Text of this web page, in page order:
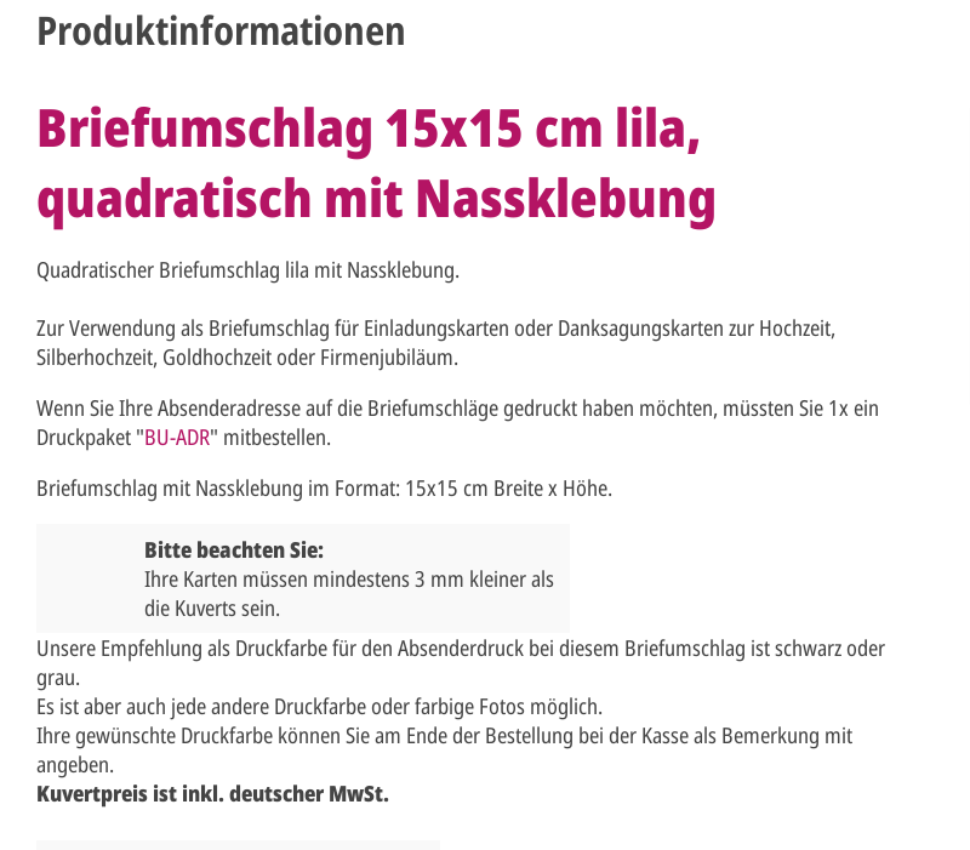
Produktinformationen
Briefumschlag 15x15 cm lila,
quadratisch mit Nassklebung
Quadratischer Briefumschlag lila mit Nassklebung.
Zur Verwendung als Briefumschlag für Einladungskarten oder Danksagungskarten zur Hochzeit,
Silberhochzeit, Goldhochzeit oder Firmenjubiläum.
Wenn Sie Ihre Absenderadresse auf die Briefumschläge gedruckt haben möchten, müssten Sie 1x ein
Druckpaket "BU-ADR" mitbestellen.
Briefumschlag mit Nassklebung im Format: 15x15 cm Breite x Höhe.
Bitte beachten Sie:
Ihre Karten müssen mindestens 3 mm kleiner als
die Kuverts sein.
Unsere Empfehlung als Druckfarbe für den Absenderdruck bei diesem Briefumschlag ist schwarz oder
grau.
Es ist aber auch jede andere Druckfarbe oder farbige Fotos möglich.
Ihre gewünschte Druckfarbe können Sie am Ende der Bestellung bei der Kasse als Bemerkung mit
angeben.
Kuvertpreis ist inkl. deutscher MwSt.